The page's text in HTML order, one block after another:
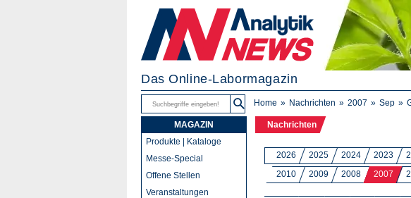
Das Online-Labormagazin
Home Nachrichten 2007 Sep
Nachrichten
2026 2025 2024 2023
2010
2009 2008 2007
MAGAZIN
Produkte | Kataloge
Messe-Special
Offene Stellen
Veranstaltungen